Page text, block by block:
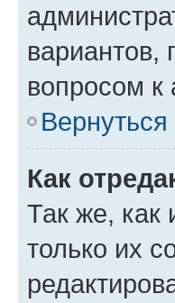
вариантов,
вопросом к
Как
Так же, как
только их